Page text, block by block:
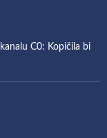
C0: Kopičila bi